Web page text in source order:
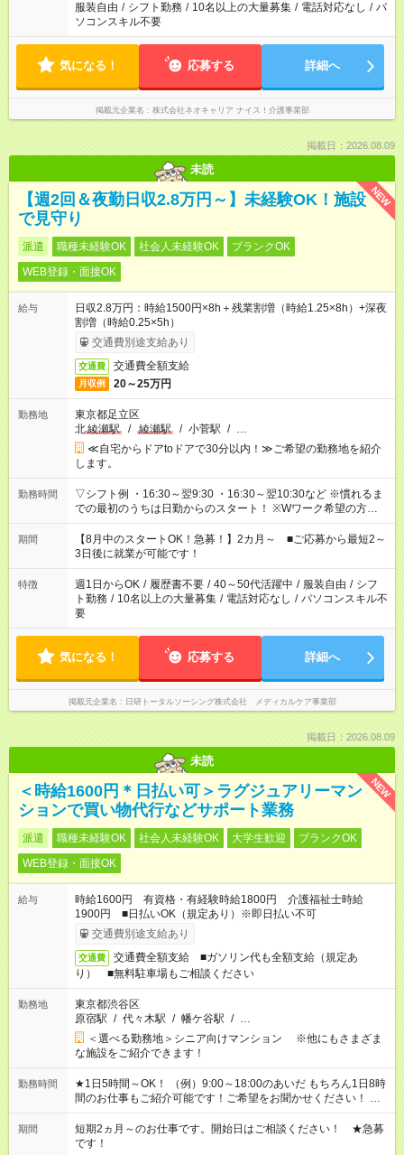
服装自由 / シフト勤務 / 10名以上の大量募集 / 電話対応なし / パ
ソコンスキル不要
気になる！ 応募する 詳細へ
掲載元企業名 株式会社ネオキャリア ナイス！介護事業部
掲載日：2026.08.09
未読
NEW
【週2回＆夜勤日収2.8万円～】未経験OK！施設
で見守り
派遣 職種未経験OK 社会人未経験OK
ブランクOK
WEB登録・面接OK
給与
日収2.8万円：時給1500円×8h＋残業割増（時給1.25×8h）+深夜
割増（時給0.25×5h）
交通費別途支給あり
交通費 交通費全額支給
月収例 20～25万円
勤務地
東京都足立区
北綾瀬駅 / 綾瀬駅 / 小菅駅 / …
≪自宅からドアtoドアで30分以内！≫ご希望の勤務地を紹介
します。
勤務時間
▽シフト例 ・16:30～翌9:30 ・16:30～翌10:30など ※慣れるま
での最初のうちは日勤からのスタート！ ※Wワーク希望の方へ
今ご覧のお仕事で希望する勤務時間と、もう1つのお仕事の勤務
時間。 合計で週40時間を超える場合は応募できません。
期間
【8月中のスタートOK！急募！】2カ月～ ■ご応募から最短2～
3日後に就業が可能です！
特徴 週1日からOK / 履歴書不要 / 40～50代活躍中 / 服装自由 / シフ
ト勤務 / 10名以上の大量募集 / 電話対応なし / パソコンスキル不
要
気になる！ 応募する 詳細へ
掲載元企業名 日研トータルソーシング株式会社 メディカルケア事業部
掲載日：2026.08.09
未読
NEW
＜時給1600円＊日払い可＞ラグジュアリーマン
ションで買い物代行などサポート業務
派遣 職種未経験OK 社会人未経験OK 大学生歓迎
ブランクOK
WEB登録・面接OK
給与
時給1600円 有資格・有経験時給1800円 介護福祉士時給
1900円 ■日払いOK（規定あり）※即日払い不可
交通費別途支給あり
交通費
交通費全額支給 ■ガソリン代も全額支給（規定あ
り） ■無料駐車場もご相談ください
勤務地
東京都渋谷区
原宿駅 / 代々木駅 / 幡ケ谷駅 / …
＜選べる勤務地＞シニア向けマンション ※他にもさまざま
な施設をご紹介できます！
勤務時間
★1日5時間～OK！ （例）9:00～18:00のあいだ もちろん1日8時
間のお仕事もご紹介可能です！ご希望をお聞かせください！ ★
家庭の都合でお休みが必要な場合も遠慮なくご相談ください。
※週最低15時間以上の勤務が必要です
期間
短期2ヵ月～のお仕事です。開始日はご相談ください！ ★急募
です！